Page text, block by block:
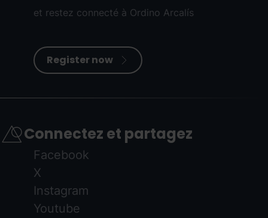
et restez connecté à Ordino Arcalís
Register now
Connectez et partagez
Facebook
X
Instagram
Youtube